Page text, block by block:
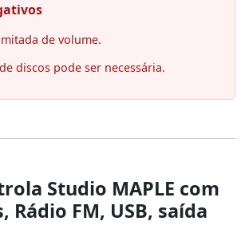
de volume.
discos pode ser necessária.
Studio MAPLE com
Rádio FM, USB, saída